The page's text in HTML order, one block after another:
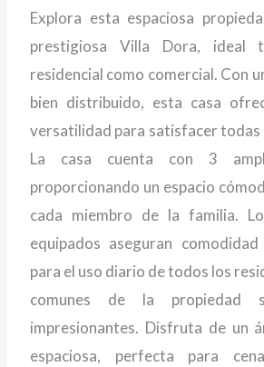
Explora esta espaciosa
prestigiosa Villa Dora, ideal
residencial como comercial. Con
bien distribuido, esta casa
versatilidad para satisfacer todas
La casa cuenta con 3
proporcionando un espacio
cada miembro de la familia.
equipados aseguran
para el uso diario de todos los
comunes de la propiedad
impresionantes. Disfruta de un
espaciosa, perfecta para